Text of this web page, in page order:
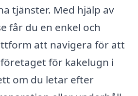
tjänster. Med hjälp av
får du en enkel och
att navigera för att
för kakelugn i
om du letar efter